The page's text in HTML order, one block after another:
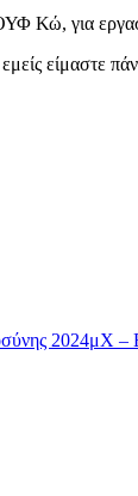
Κώ, για
εμείς είμαστε
2024μΧ –